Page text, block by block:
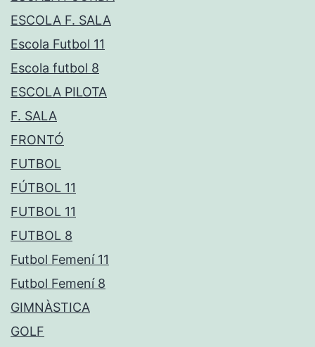
ESCOLA F. SALA
Escola Futbol 11
Escola futbol 8
ESCOLA PILOTA
F. SALA
FRONTÓ
FUTBOL
FÚTBOL 11
FUTBOL 11
FUTBOL 8
Futbol Femení 11
Futbol Femení 8
GIMNÀSTICA
GOLF